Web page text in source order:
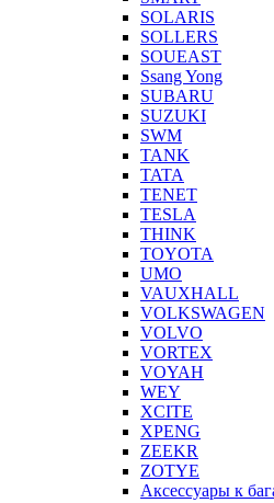
SOLARIS
SOLLERS
SOUEAST
Ssang Yong
SUBARU
SUZUKI
SWM
TANK
TATA
TENET
TESLA
THINK
TOYOTA
UMO
VAUXHALL
VOLKSWAGEN
VOLVO
VORTEX
VOYAH
WEY
XCITE
XPENG
ZEEKR
ZOTYE
Аксессуары к